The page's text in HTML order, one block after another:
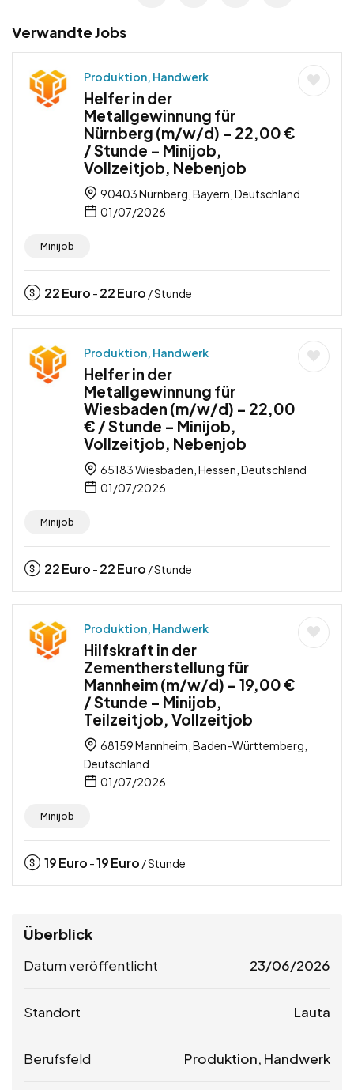
Verwandte Jobs
Produktion, Handwerk
Helfer in der
Metallgewinnung für
Nürnberg (m/w/d) – 22,00 €
/ Stunde – Minijob,
Vollzeitjob, Nebenjob
90403 Nürnberg, Bayern, Deutschland
01/07/2026
Minijob
22Euro - 22Euro / Stunde
Produktion, Handwerk
Helfer in der
Metallgewinnung für
Wiesbaden (m/w/d) – 22,00
€ / Stunde – Minijob,
Vollzeitjob, Nebenjob
65183 Wiesbaden, Hessen, Deutschland
01/07/2026
Minijob
22Euro - 22Euro / Stunde
Produktion, Handwerk
Hilfskraft in der
Zementherstellung für
Mannheim (m/w/d) – 19,00 €
/ Stunde – Minijob,
Teilzeitjob, Vollzeitjob
68159 Mannheim, Baden-Württemberg,
Deutschland
01/07/2026
Minijob
19Euro -19Euro / Stunde
Überblick
Datum veröffentlicht 23/06/2026
Standort Lauta
Berufsfeld Produktion, Handwerk